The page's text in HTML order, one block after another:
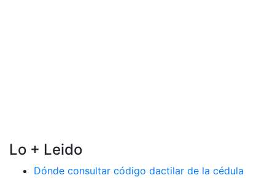
Lo + Leido
Dónde consultar código dactilar de la cédula